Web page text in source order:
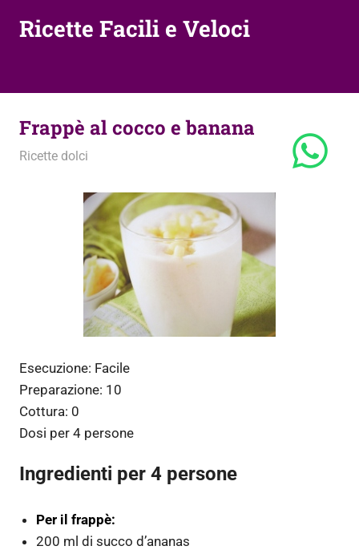
Ricette Facili e Veloci
Frappè al cocco e banana
27 Aprile 2010
admin
Ricette dolci
Esecuzione: Facile
Preparazione: 10
Cottura: 0
Dosi per 4 persone
Ingredienti per 4 persone
Per il frappè:
200 ml di succo d’ananas